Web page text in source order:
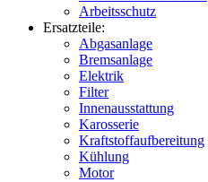
Arbeitsschutz
Ersatzteile:
Abgasanlage
Bremsanlage
Elektrik
Filter
Innenausstattung
Karosserie
Kraftstoffaufbereitung
Kühlung
Motor